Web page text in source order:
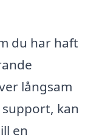
du har haft
långsam
kan
en